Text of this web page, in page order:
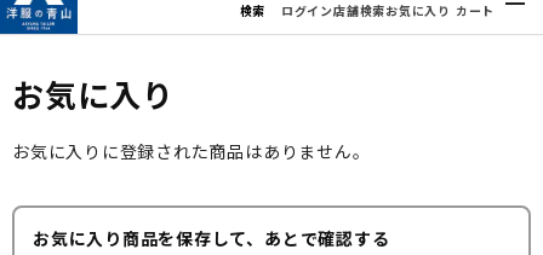
検索 ログイン店舗検索お気に入り カート
お気に入り
お気に入りに登録された商品はありません。
お気に入り商品を保存して、あとで確認する